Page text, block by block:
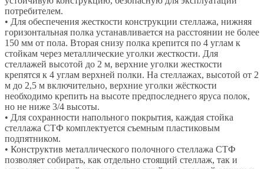
потребителем.
• Для обеспечения жесткости конструкции стеллажа, нижняя
горизонтальная полка устанавливается на расстоянии не более
150 мм от пола. Вторая снизу полка крепится по 4 углам к
стойкам через металлические уголки жесткости. Для
стеллажей высотой до 2 м, верхние уголки жесткости
крепятся к 4 углам верхней полки. На стеллажах, высотой от 2
м до 2,5 м включительно, верхние уголки жёсткости
необходимо крепить на высоте предпоследнего яруса полок,
но не ниже 3/4 высоты.
• Для сохранности напольного покрытия, каждая стойка
стеллажа СТФ комплектуется съемным пластиковым
подпятником.
• Конструктив металлического полочного стеллажа СТФ
позволяет собирать, как отдельно стоящий стеллаж, так и